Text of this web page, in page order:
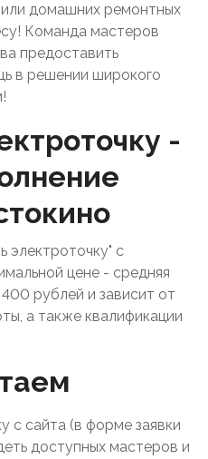
домашних ремонтных
Команда мастеров
предоставить
в решении широкого
-
электроточку" с
цене - средняя
рублей и зависит от
а также квалификации
с сайта (в форме заявки
доступных мастеров и